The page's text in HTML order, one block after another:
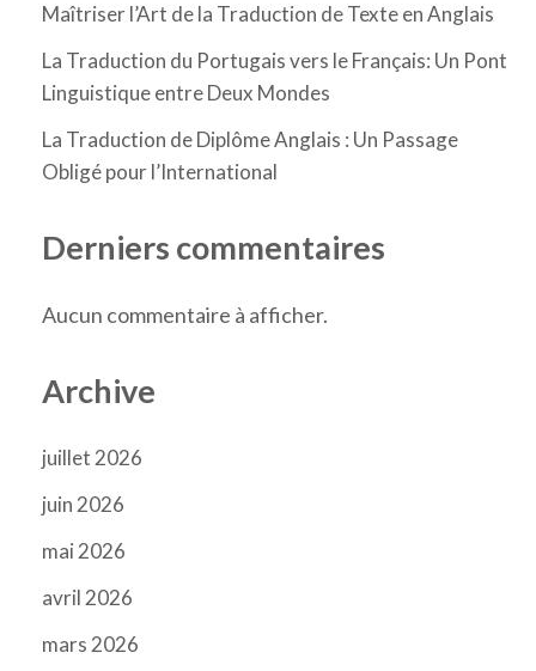
Maîtriser l’Art de la Traduction de Texte en Anglais
La Traduction du Portugais vers le Français: Un Pont
Linguistique entre Deux Mondes
La Traduction de Diplôme Anglais : Un Passage
Obligé pour l’International
Derniers commentaires
Aucun commentaire à afficher.
Archive
juillet 2026
juin 2026
mai 2026
avril 2026
mars 2026